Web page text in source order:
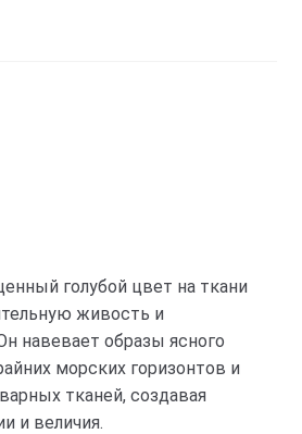
голубой цвет на ткани
живость и
навевает образы ясного
морских горизонтов и
тканей, создавая
и величия.